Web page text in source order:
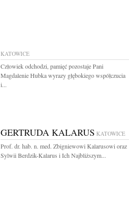
KATOWICE
Człowiek odchodzi, pamięć pozostaje Pani
Magdalenie Hubka wyrazy głębokiego współczucia
i...
GERTRUDA KALARUS KATOWICE
Prof. dr. hab. n. med. Zbigniewowi Kalarusowi oraz
Sylwii Berdzik-Kalarus i Ich Najbliższym...